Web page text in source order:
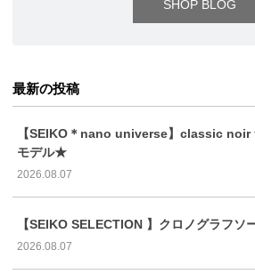
SHOP BLOG
最新の投稿
【SEIKO＊nano universe】classic noir
モデル★
2026.08.07
【SEIKO SELECTION 】クロノグラフソ
2026.08.07